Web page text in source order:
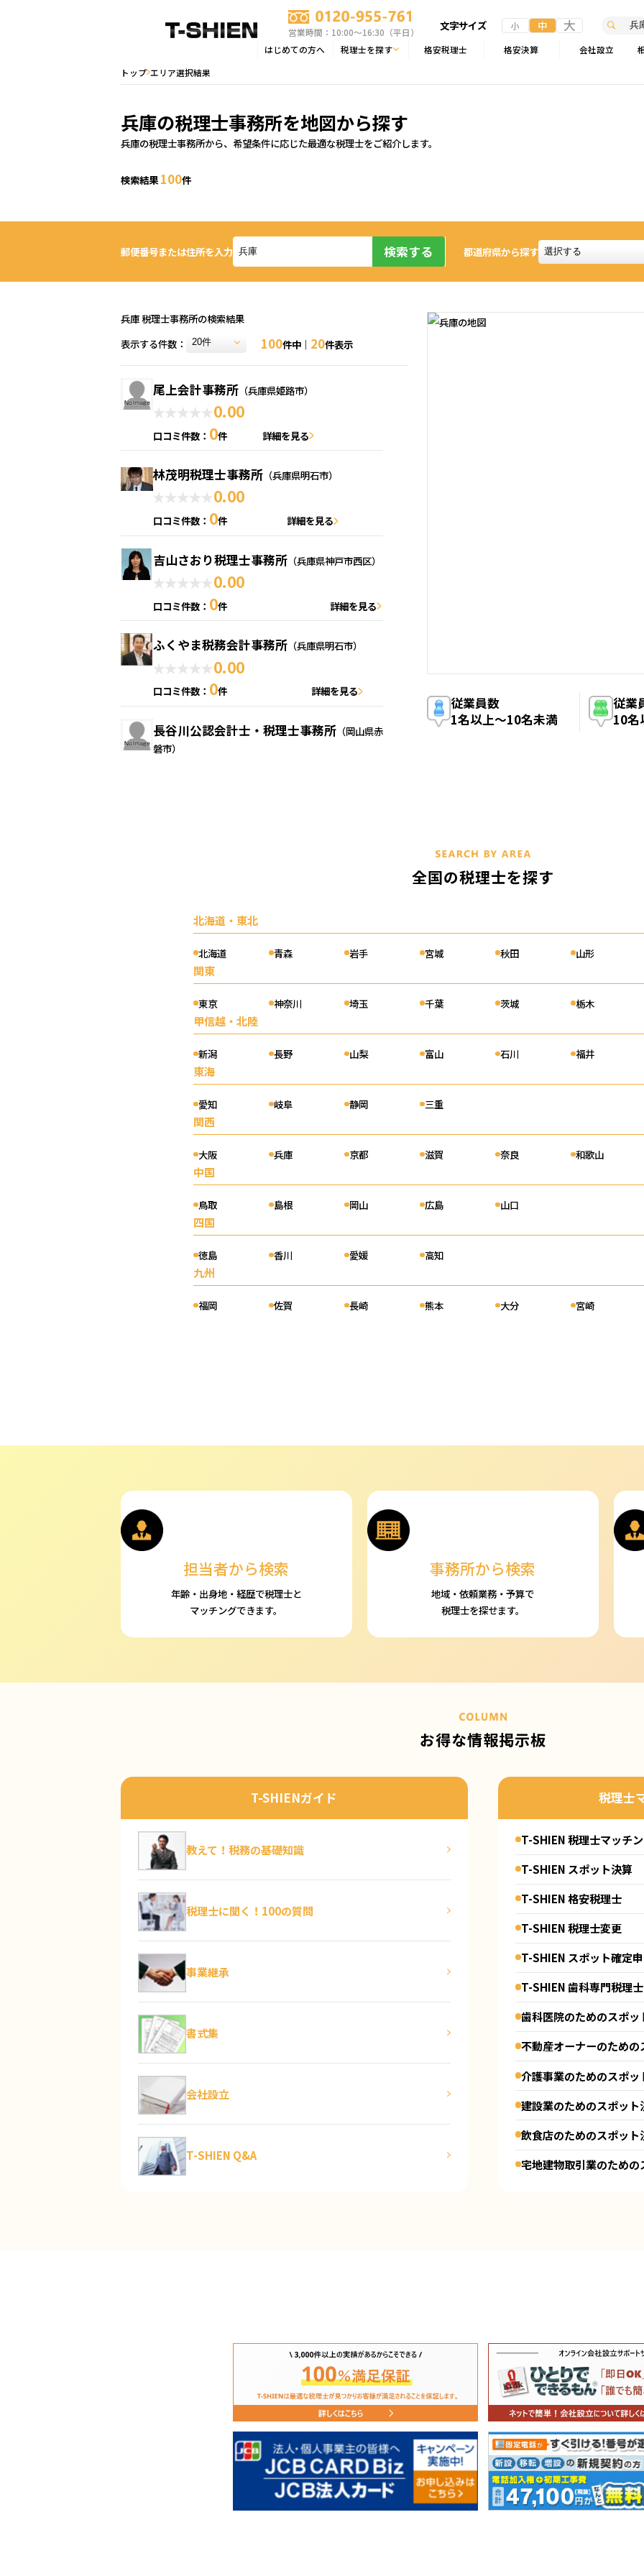
営業時間：10:00〜16:30（平日） 文字サイズ 小 中 大
はじめての方へ 税理士を探す 格安税理士 格安決算 会社設立
トップ エリア選択結果
兵庫の税理士事務所を地図から探す
兵庫の税理士事務所から、希望条件に応じた最適な税理士をご紹介します。
検索結果100件
郵便番号または住所を入力 検索する 都道府県から探す
兵庫 税理士事務所の検索結果
表示する件数：
100件中｜ 20件表示
尾上会計事務所（兵庫県姫路市）
0.00
口コミ件数： 0件 詳細を見る
林茂明税理士事務所（兵庫県明石市）
0.00
口コミ件数： 0件 詳細を見る
吉山さおり税理士事務所（兵庫県神戸市西区）
0.00
口コミ件数： 0件 詳細を見る
ふくやま税務会計事務所（兵庫県明石市）
0.00
口コミ件数： 0件 詳細を見る
長谷川公認会計士・税理士事務所（岡山県赤
磐市）
養父郁与税理士事務所（兵庫県神戸市長田区）
0.00
口コミ件数：0件 詳細を見る
冨岡正機税理士事務所
口コミ件数：0
三宅税務会計事務所 （岡山県岡山市北区）
0.00
口コミ件数：0 詳細を見る
澤根哲郎税理士事務所
0.00
口コミ件数：0件 詳細を見る
浜口祐介税理士事務所
4.00
沖村朝之税理士事務所（兵庫県神戸市中央区）
口コミ件数：0件 詳細を見る
ジャスト会計事務所
口コミ件数：0件
シエン税理士事務所（兵庫県神戸市中央区）
0.00
口コミ件数：
税理士法人さくら KOBE OFFICE
神戸市東灘区）
0.00
口コミ件数：
永安栄棟 公認会計士・税理士事務所
県神戸市東灘区）
口コミ件数：0件
畠山幸代司税理士事務所
5.00
口コミ件数：2件 詳細を見る
従業員数
1名以上〜10名未満
従業
10名
全国の税理士を探す
北海道・東北
北海道 青森 岩手 宮城 秋田 山形
関東
東京 神奈川 埼玉 千葉 茨城 栃木
甲信越・北陸
新潟 長野 山梨 富山 石川 福井
東海
愛知 岐阜 静岡 三重
関西
大阪 兵庫 京都 滋賀 奈良 和歌山
中国
鳥取 島根 岡山 広島 山口
四国
徳島 香川 愛媛 高知
九州
福岡 佐賀 長崎 熊本 大分 宮崎
担当者から検索
年齢・出身地・経歴で税理士と
マッチングできます。
事務所から検索
地域・依頼業務・予算で
税理士を探せます。
お得な情報掲示板
T-SHIENガイド
教えて！税務の基礎知識
税理士に聞く！100の質問
事業継承
書式集
会社設立
T-SHIEN Q&A
税理士
T-SHIEN 税理士マッチ
T-SHIEN スポット決算
T-SHIEN 格安税理士
T-SHIEN 税理士変更
T-SHIEN スポット確定
T-SHIEN 歯科専門税理士
歯科医院のためのスポッ
不動産オーナーのための
介護事業のためのスポッ
建設業のためのスポット
飲食店のためのスポット
宅地建物取引業のための